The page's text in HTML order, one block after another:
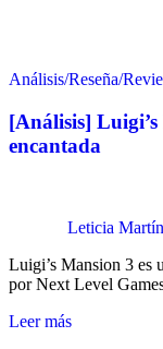
Análisis/Reseña/
[Análisis]
encantada
Leticia
Luigi’s Mansion 3 es
por Next Level
Leer más